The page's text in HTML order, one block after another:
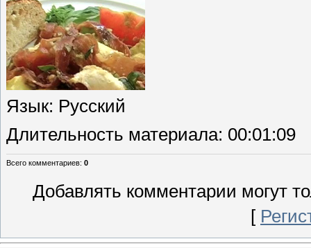
Язык: Русский
Длительность материала: 00:01:09
Всего комментариев: 0
Добавлять комментарии могут
[